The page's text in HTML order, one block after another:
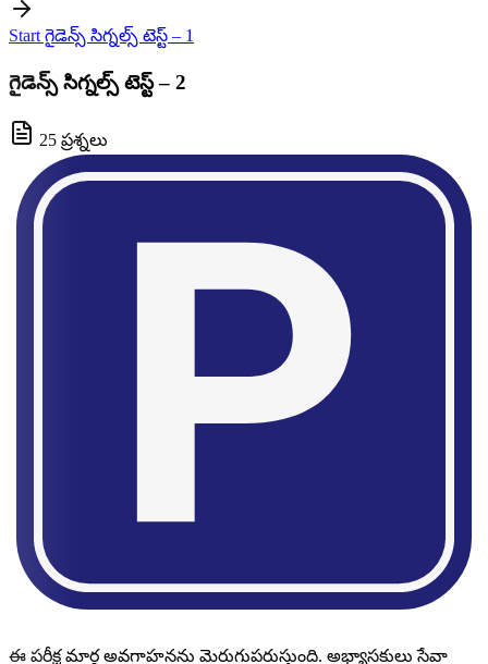
Start గైడెన్స్ సిగ్నల్స్ టెస్ట్ – 1
గైడెన్స్ సిగ్నల్స్ టెస్ట్ – 2
25 ప్రశ్నలు
ఈ పరీక్ష మార్గ అవగాహనను మెరుగుపరుస్తుంది. అభ్యాసకులు సేవా